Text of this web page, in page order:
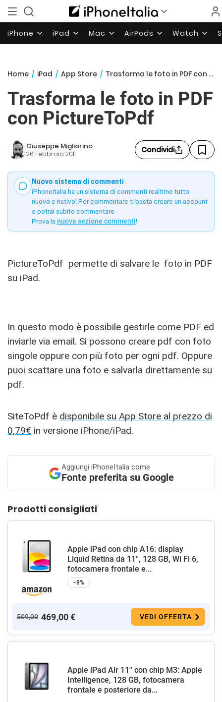
iPhone iPad Mac AirPods Watch
Home / iPad / App Store / Trasforma le foto in PDF con PictureToPdf
Trasforma le foto in PDF
con PictureToPdf
Giuseppe Migliorino
26 Febbraio 2011 Condividi
Nuovo sistema di commenti
iPhoneItalia ha un sistema di commenti realtime tutto
nuovo e nativo! Per commentare ti basta creare un account
e potrai subito commentare.
Prova la nuova sezione commenti!
PictureToPdf permette di salvare le foto in PDF
su iPad.
In questo modo è possibile gestirle come PDF ed
inviarle via email. Si possono creare pdf con foto
singole oppure con più foto per ogni pdf. Oppure
puoi scattare una foto e salvarla direttamente su
pdf.
SiteToPdf è disponibile su App Store al prezzo di
0,79€ in versione iPhone/iPad.
Aggiungi iPhoneItalia come
Fonte preferita su Google
Prodotti consigliati
Apple iPad con chip A16: display
Liquid Retina da 11'', 128 GB, Wi Fi 6,
fotocamera frontale e...
−8%
509,00 469,00 € VEDI OFFERTA
Apple iPad Air 11'' con chip M3: Apple
Intelligence, 128 GB, fotocamera
frontale e posteriore da...